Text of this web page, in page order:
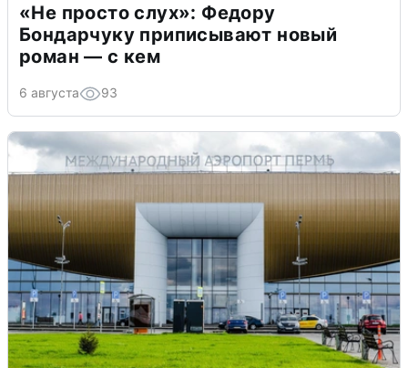
«Не просто слух»: Федору
Бондарчуку приписывают новый
роман — с кем
6 августа 93